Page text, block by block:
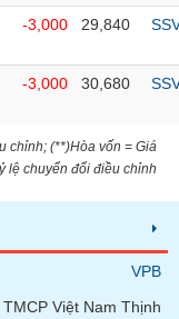
-3,000 29,840
-3,000 30,680
chỉnh; (**)Hòa vốn = Giá
lệ chuyển đổi điều chỉnh
VPB
Việt Nam Thịnh